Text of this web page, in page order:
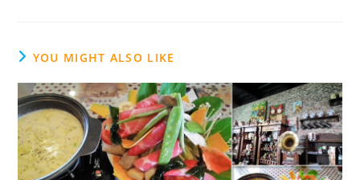
e
b
o
o
k
YOU MIGHT ALSO LIKE